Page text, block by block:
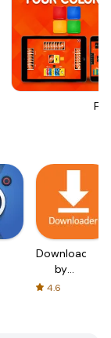
Downloader
by
AFTVnews
4.6